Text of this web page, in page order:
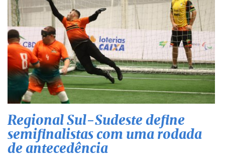
Regional Sul-Sudeste define
semifinalistas com uma rodada
de antecedência